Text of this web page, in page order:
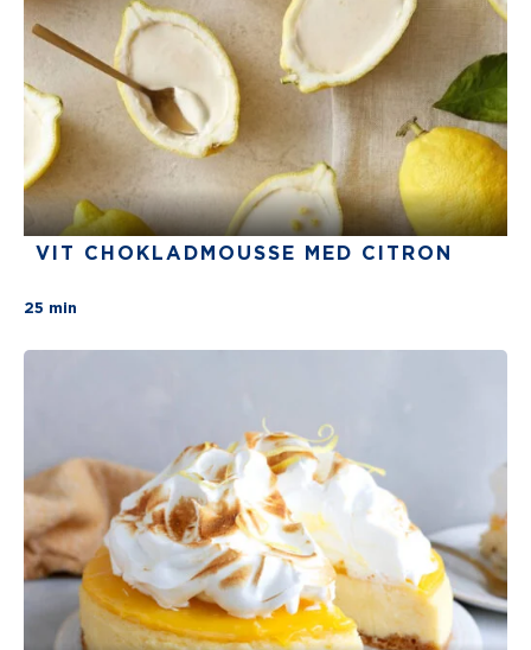
VIT CHOKLADMOUSSE MED CITRON
25 min